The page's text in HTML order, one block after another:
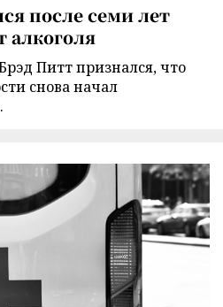
после семи лет
алкоголя
Питт признался, что
снова начал